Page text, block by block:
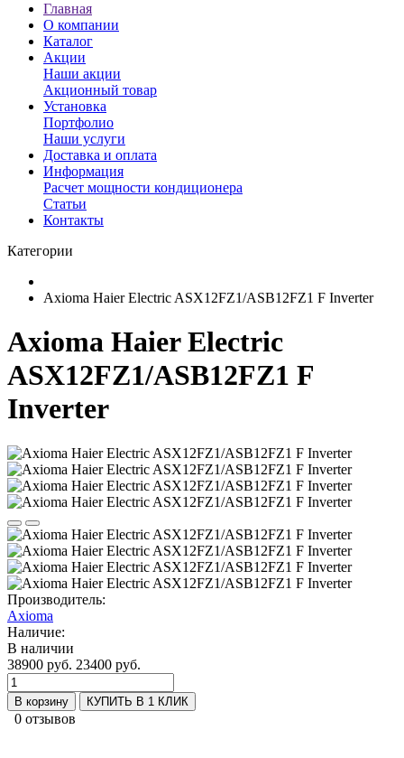
Главная
О компании
Каталог
Акции
Наши акции
Акционный товар
Установка
Портфолио
Наши услуги
Доставка и оплата
Информация
Расчет мощности кондиционера
Статьи
Контакты
Категории
Axioma Haier Electric ASX12FZ1/ASB12FZ1 F Inverter
Axioma Haier Electric
ASX12FZ1/ASB12FZ1 F
Inverter
Производитель:
Axioma
Наличие:
В наличии
38900 руб. 23400 руб.
В корзину КУПИТЬ В 1 КЛИК
0 отзывов